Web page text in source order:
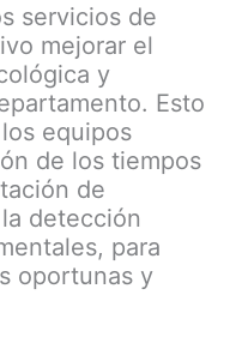
servicios de
mejorar el
y
Esto
equipos
de los tiempos
de
detección
para
oportunas y